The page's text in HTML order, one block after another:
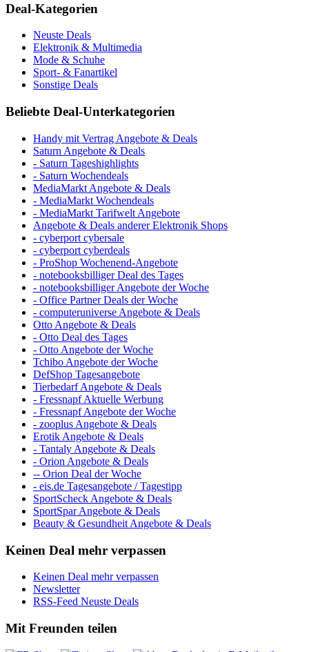
Deal-Kategorien
Neuste Deals
Elektronik & Multimedia
Mode & Schuhe
Sport- & Fanartikel
Sonstige Deals
Beliebte Deal-Unterkategorien
Handy mit Vertrag Angebote & Deals
Saturn Angebote & Deals
- Saturn Tageshighlights
- Saturn Wochendeals
MediaMarkt Angebote & Deals
- MediaMarkt Wochendeals
- MediaMarkt Tarifwelt Angebote
Angebote & Deals anderer Elektronik Shops
- cyberport cybersale
- cyberport cyberdeals
- ProShop Wochenend-Angebote
- notebooksbilliger Deal des Tages
- notebooksbilliger Angebote der Woche
- Office Partner Deals der Woche
- computeruniverse Angebote & Deals
Otto Angebote & Deals
- Otto Deal des Tages
- Otto Angebote der Woche
Tchibo Angebote der Woche
DefShop Tagesangebote
Tierbedarf Angebote & Deals
- Fressnapf Aktuelle Werbung
- Fressnapf Angebote der Woche
- zooplus Angebote & Deals
Erotik Angebote & Deals
- Tantaly Angebote & Deals
- Orion Angebote & Deals
-- Orion Deal der Woche
- eis.de Tagesangebote / Tagestipp
SportScheck Angebote & Deals
SportSpar Angebote & Deals
Beauty & Gesundheit Angebote & Deals
Keinen Deal mehr verpassen
Keinen Deal mehr verpassen
Newsletter
RSS-Feed Neuste Deals
Mit Freunden teilen